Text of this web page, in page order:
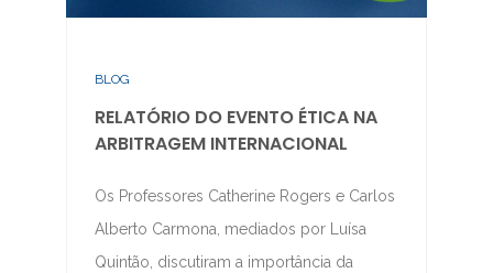
BLOG
RELATÓRIO DO EVENTO ÉTICA NA
ARBITRAGEM INTERNACIONAL
Os Professores Catherine Rogers e Carlos
Alberto Carmona, mediados por Luísa
Quintão, discutiram a importância da